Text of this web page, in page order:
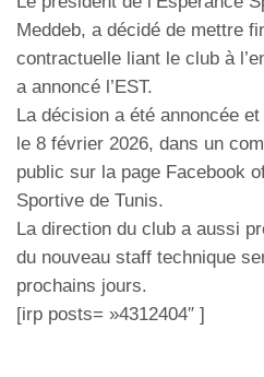
Meddeb, a décidé de mettre
contractuelle liant le club à
a annoncé l’EST.
La décision a été annoncée
le 8 février 2026, dans un
public sur la page Facebook
Sportive de Tunis.
La direction du club a aussi
du nouveau staff technique
prochains jours.
[irp posts= »4312404″ ]